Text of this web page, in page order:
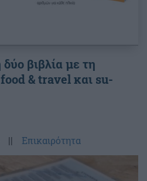
βιβλία με τη
& travel και su-
|| Επικαιρότητα